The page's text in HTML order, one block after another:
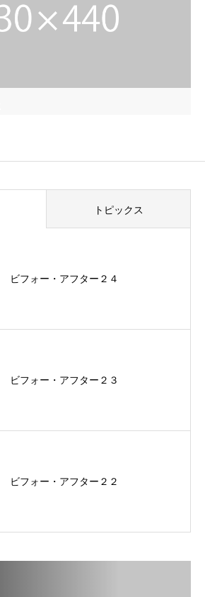
トピックス
ビフォー・アフター２４
ビフォー・アフター２３
ビフォー・アフター２２